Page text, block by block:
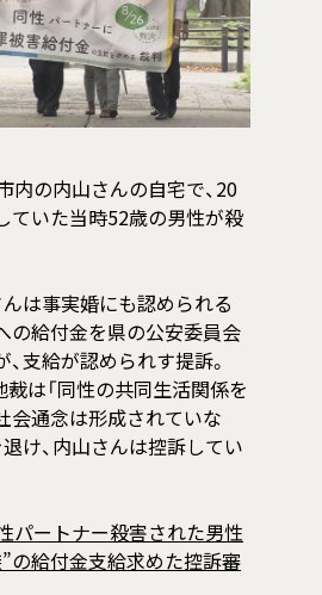
内の内山さんの自宅で、20
ていた当時52歳の男性が殺
は事実婚にも認められる
の給付金を県の公安委員会
支給が認められす提訴。
裁は「同性の共同生活関係を
会通念は形成されていな
退け、内山さんは控訴してい
性パートナー殺害された男性
の給付金支給求めた控訴審